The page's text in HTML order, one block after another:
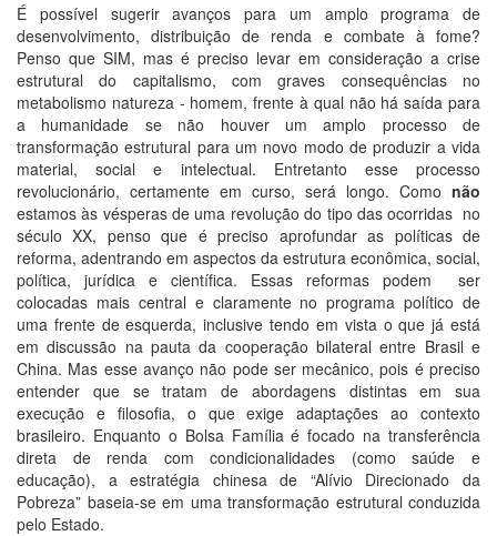
É possível sugerir avanços para um amplo programa de
desenvolvimento, distribuição de renda e combate à fome?
Penso que SIM, mas é preciso levar em consideração a crise
estrutural do capitalismo, com graves consequências no
metabolismo natureza - homem, frente à qual não há saída para
a humanidade se não houver um amplo processo de
transformação estrutural para um novo modo de produzir a vida
material, social e intelectual. Entretanto esse processo
revolucionário, certamente em curso, será longo. Como não
estamos às vésperas de uma revolução do tipo das ocorridas no
século XX, penso que é preciso aprofundar as políticas de
reforma, adentrando em aspectos da estrutura econômica, social,
política, jurídica e científica. Essas reformas podem ser
colocadas mais central e claramente no programa político de
uma frente de esquerda, inclusive tendo em vista o que já está
em discussão na pauta da cooperação bilateral entre Brasil e
China. Mas esse avanço não pode ser mecânico, pois é preciso
entender que se tratam de abordagens distintas em sua
execução e filosofia, o que exige adaptações ao contexto
brasileiro. Enquanto o Bolsa Família é focado na transferência
direta de renda com condicionalidades (como saúde e
educação), a estratégia chinesa de “Alívio Direcionado da
Pobreza” baseia-se em uma transformação estrutural conduzida
pelo Estado.